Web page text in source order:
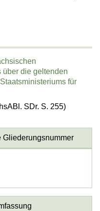
über die geltenden
für
SDr. S. 255)
Gliederungsnummer